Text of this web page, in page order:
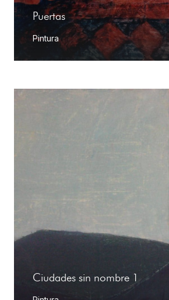
Puertas
Pintura
Ciudades sin nombre 1